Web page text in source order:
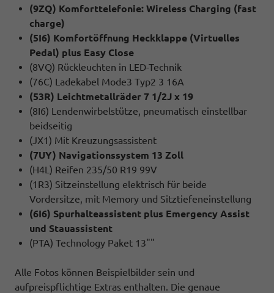
(9ZQ) Komforttelefonie: Wireless Charging (fast
charge)
(5I6) Komfortöffnung Heckklappe (Virtuelles
Pedal) plus Easy Close
(8VQ) Rückleuchten in LED-Technik
(76C) Ladekabel Mode3 Typ2 3 16A
(53R) Leichtmetallräder 7 1/2J x 19
(8I6) Lendenwirbelstütze, pneumatisch einstellbar
beidseitig
(JX1) Mit Kreuzungsassistent
(7UY) Navigationssystem 13 Zoll
(H4L) Reifen 235/50 R19 99V
(1R3) Sitzeinstellung elektrisch für beide
Vordersitze, mit Memory und Sitztiefeneinstellung
(6I6) Spurhalteassistent plus Emergency Assist
und Stauassistent
(PTA) Technology Paket 13""
Alle Fotos können Beispielbilder sein und
aufpreispflichtige Extras enthalten. Die genaue